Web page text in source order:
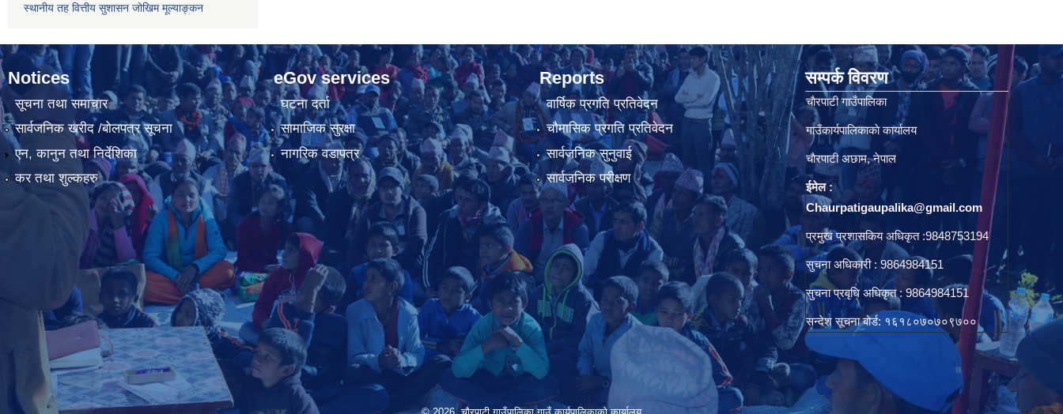
स्थानीय तह वित्तीय सुशासन जोखिम मूल्याङ्कन
Notices
सूचना तथा समाचार
सार्वजनिक खरीद /बोलपत्र सूचना
एन, कानुन तथा निर्देशिका
कर तथा शुल्कहरु
eGov services
घटना दर्ता
सामाजिक सुरक्षा
नागरिक वडापत्र
Reports
वार्षिक प्रगति प्रतिवेदन
चौमासिक प्रगति प्रतिवेदन
सार्वजनिक सुनुवाई
सार्वजनिक परीक्षण
सम्पर्क विवरण
चाैरपाटी गाउँपालिका
गाउँकार्यपालिकाकाे कार्यालय
चाैरपाटी अछाम, नेपाल
ईमेल :
Chaurpatigaupalika@gmail.com
प्रमुख प्रशासकिय अधिकृत :9848753194
सुचना अधिकारी : 9864984151
सुचना प्रवृधि अधिकृत : 9864984151
सन्देश सूचना बोर्ड: १६१८०७०७०९७००
© 2026 चौरपाटी गाउँपालिका गाउँ कार्यपालिकाकाे कार्यालय